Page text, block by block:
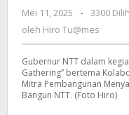
Mei 11, 2025
oleh
Hiro
-
3300
oleh Hiro Tu@mes
Gubernur NTT dalam
Gathering” bertema
Mitra Pembangunan
Bangun NTT. (Foto Hiro)